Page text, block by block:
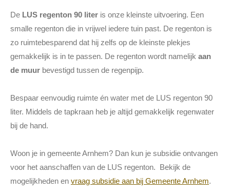
De LUS regenton 90 liter is onze kleinste uitvoering. Een
smalle regenton die in vrijwel iedere tuin past. De regenton is
zo ruimtebesparend dat hij zelfs op de kleinste plekjes
gemakkelijk is in te passen. De regenton wordt namelijk aan
de muur bevestigd tussen de regenpijp.
Bespaar eenvoudig ruimte én water met de LUS regenton 90
liter. Middels de tapkraan heb je altijd gemakkelijk regenwater
bij de hand.
Woon je in gemeente Arnhem? Dan kun je subsidie ontvangen
voor het aanschaffen van de LUS regenton. Bekijk de
mogelijkheden en vraag subsidie aan bij Gemeente Arnhem.